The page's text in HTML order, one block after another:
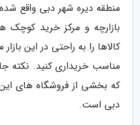
منطقه دیره شهر دبی واقع
بازارچه و مرکز خرید کوچک
کالاها را به راحتی در این
مناسب خریداری کنید. نکته
که بخشی از فروشگاه های این
دبی است.